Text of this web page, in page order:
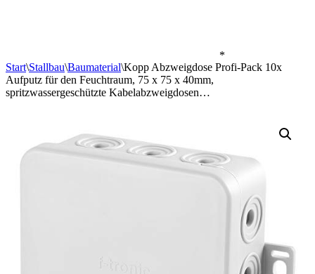
*
Start\Stallbau\Baumaterial\Kopp Abzweigdose Profi-Pack 10x
Aufputz für den Feuchtraum, 75 x 75 x 40mm,
spritzwassergeschützte Kabelabzweigdosen…